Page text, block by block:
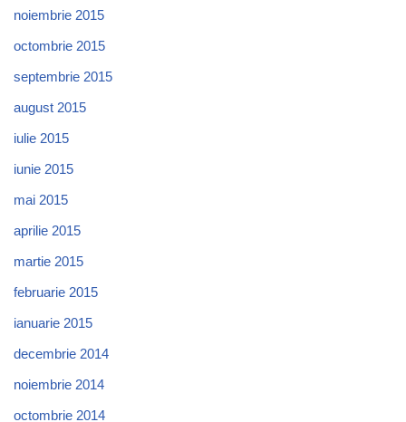
noiembrie 2015
octombrie 2015
septembrie 2015
august 2015
iulie 2015
iunie 2015
mai 2015
aprilie 2015
martie 2015
februarie 2015
ianuarie 2015
decembrie 2014
noiembrie 2014
octombrie 2014